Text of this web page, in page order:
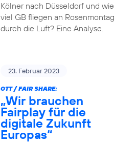
Kölner nach Düsseldorf und wie
viel GB fliegen an Rosenmontag
durch die Luft? Eine Analyse.
23. Februar 2023
OTT / FAIR SHARE:
„Wir brauchen
Fairplay für die
digitale Zukunft
Europas“